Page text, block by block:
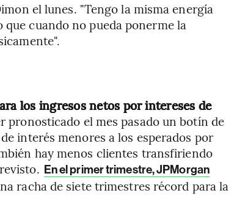
el lunes. "Tengo la misma energía
cuando no pueda ponerme la
los ingresos netos por intereses de
pronosticado el mes pasado un botín de
interés menores a los esperados por
hay menos clientes transfiriendo
En el primer trimestre, JPMorgan
racha de siete trimestres récord para la